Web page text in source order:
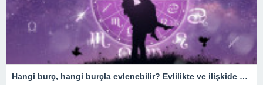
Hangi burç, hangi burçla evlenebilir? Evlilikte ve ilişkide burç uyumu